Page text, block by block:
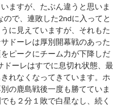
ますが、たぶん違うと思いま
で、連敗した2ndに入ってと
に見えていますが、それもた
ドーレは厚別開幕戦のあった
ピークにチーム力が下降しだ
ドーレはすでに息切れ状態、最
れなくなってきています。ホ
の鹿島戦後一度も勝てていま
も２分１敗で白星なし、続く